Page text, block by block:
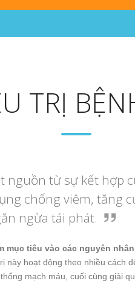
TRỊ
từ sự kết hợp
chống viêm, tăng
ngừa tái phát.
mục tiêu vào các nguyên
hoạt động theo nhiều cách
mạch máu, cuối cùng giải